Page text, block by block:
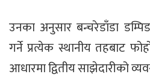
उनका अनुसार बन्चरेडाँडा
गर्ने प्रत्येक स्थानीय तहबाट
आधारमा द्वितीय साझेदारीको